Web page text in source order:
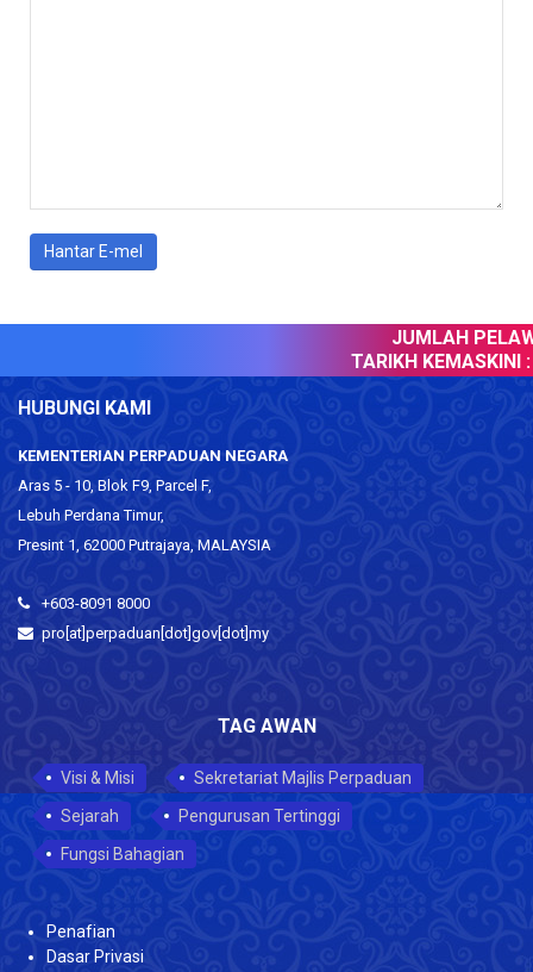
Hantar E-mel
JUMLAH
TARIKH KEMASKINI :
HUBUNGI KAMI
KEMENTERIAN PERPADUAN NEGARA
Aras 5 - 10, Blok F9, Parcel F,
Lebuh Perdana Timur,
Presint 1, 62000 Putrajaya, MALAYSIA
+603-8091 8000
pro[at]perpaduan[dot]gov[dot]my
TAG AWAN
Visi & Misi
Sekretariat Majlis Perpaduan
Sejarah
Pengurusan Tertinggi
Fungsi Bahagian
Penafian
Dasar Privasi